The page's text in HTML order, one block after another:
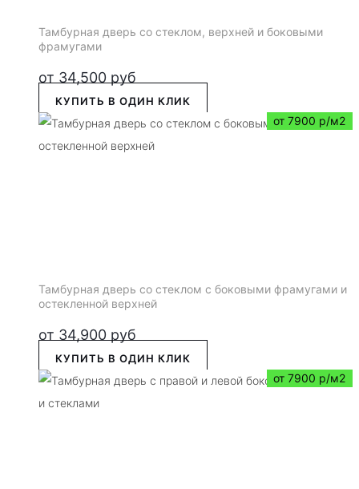
Тамбурная дверь со стеклом, верхней и боковыми
фрамугами
от 34,500 руб
КУПИТЬ В ОДИН КЛИК
от 7900 р/м2
Тамбурная дверь со стеклом с боковыми фрамугами и
остекленной верхней
от 34,900 руб
КУПИТЬ В ОДИН КЛИК
от 7900 р/м2